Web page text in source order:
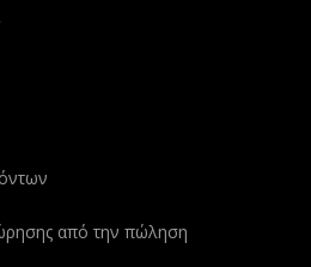
από την πώληση